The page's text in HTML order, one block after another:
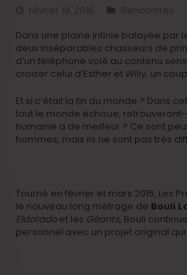
février 19, 2016
Rencontres
Dans une plaine infinie balayée par
deux inséparables chasseurs de
d’un téléphone volé au contenu
croiser celui d’Esther et Willy, un
Et si c’était la fin du monde ? Dans
tout le monde échoue,
humaine a de meilleur ? Ce sont
hommes, mais ils ne sont pas très
Tourné en février et mars 2015, Les
le nouveau long métrage de Bouli
Eldoradoet les Géants, Bouli
personnel avec un projet original